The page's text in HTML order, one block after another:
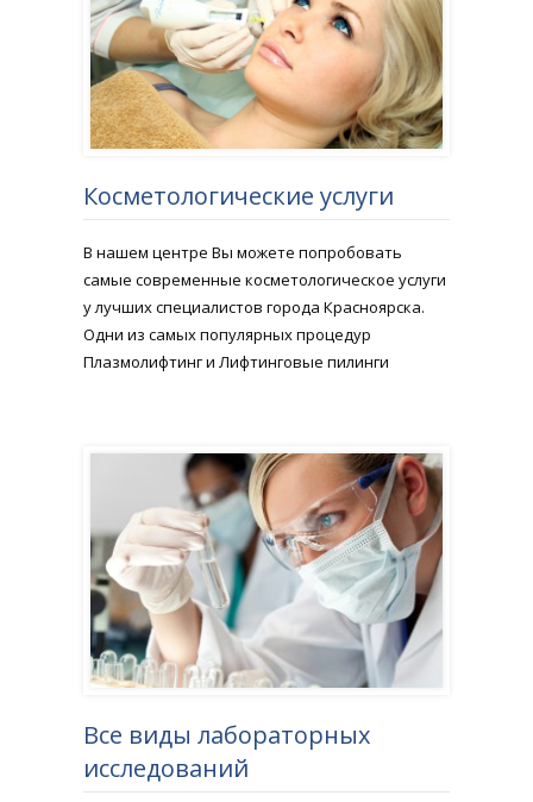
Косметологические услуги
В нашем центре Вы можете попробовать
самые современные косметологическое услуги
у лучших специалистов города Красноярска.
Одни из самых популярных процедур
Плазмолифтинг и Лифтинговые пилинги
Все виды лабораторных
исследований